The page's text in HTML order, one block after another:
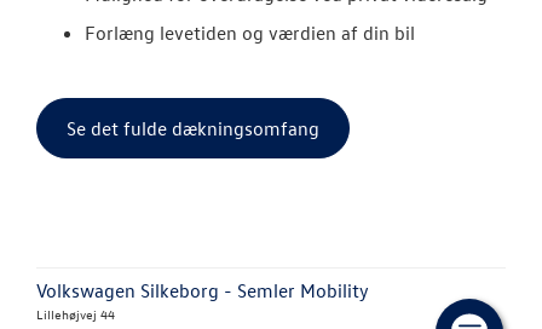
Forlæng levetiden og værdien af din bil
Se det fulde dækningsomfang
Volkswagen Silkeborg - Semler Mobility
Lillehøjvej 44